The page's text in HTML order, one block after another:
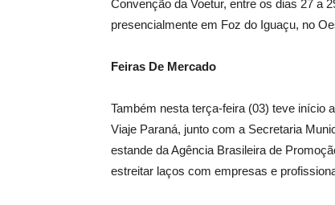
Convenção da Voetur, entre os dias 27 a
presencialmente em Foz do Iguaçu, no
Feiras De Mercado
Também nesta terça-feira (03) teve início
Viaje Paraná, junto com a Secretaria
estande da Agência Brasileira de
estreitar laços com empresas e